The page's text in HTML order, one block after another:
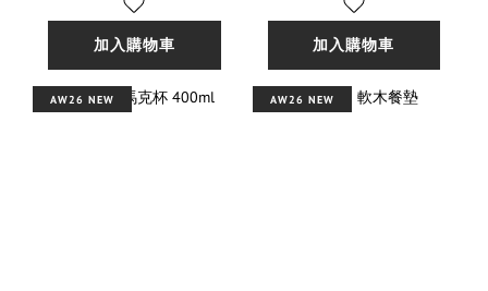
加入購物車 加入購物車
AW26 NEW AW26 NEW